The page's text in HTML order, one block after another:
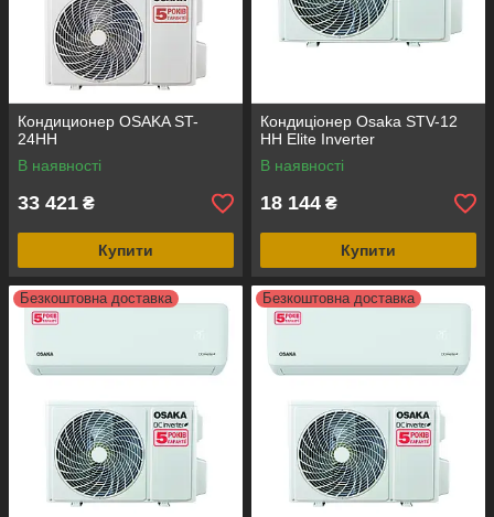
Кондиционер OSAKA ST-
24HH
В наявності
33 421 ₴
Купити
Кондиціонер Osaka STV-12
HH Elite Inverter
В наявності
18 144 ₴
Купити
Безкоштовна доставка Безкоштовна доставка